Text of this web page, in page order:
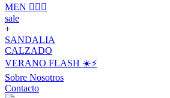
MEN 🙋🏽‍♂️
sale
+
SANDALIA
CALZADO
VERANO FLASH ☀️⚡️
Sobre Nosotros
Contacto